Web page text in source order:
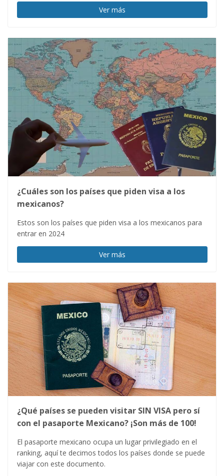
Ver más
¿Cuáles son los países que piden visa a los
mexicanos?
Estos son los países que piden visa a los mexicanos para
entrar en 2024
Ver más
¿Qué países se pueden visitar SIN VISA pero sí
con el pasaporte Mexicano? ¡Son más de 100!
El pasaporte mexicano ocupa un lugar privilegiado en el
ranking, aquí te decimos todos los países donde se puede
viajar con este documento.